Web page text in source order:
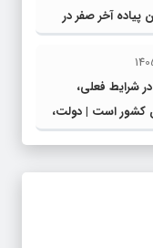
پیاده آخر صفر در
شرایط فعلی،
کشور است | دولت،
ناترازی را